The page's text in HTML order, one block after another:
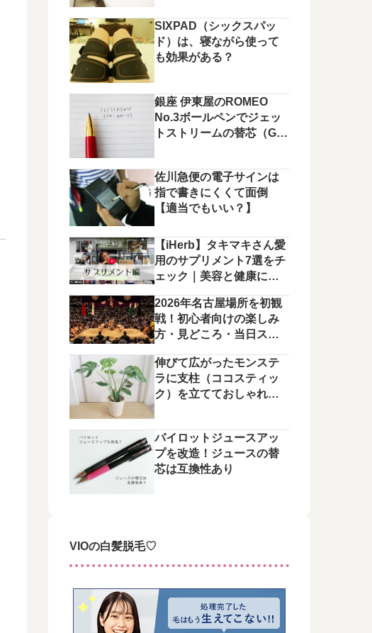
SIXPAD（シックスパッ
ド）は、寝ながら使って
も効果がある？
銀座 伊東屋のROMEO
No.3ボールペンでジェッ
トストリームの替芯（G2
佐川急便の電子サインは
指で書きにくくて面倒
【適当でもいい？】
【iHerb】タキマキさん愛
用のサプリメント7選をチ
ェック｜美容と健康に役
2026年名古屋場所を初観
戦！初心者向けの楽しみ
方・見どころ・当日スケ
伸びて広がったモンステ
ラに支柱（ココスティッ
ク）を立てておしゃれに
パイロットジュースアッ
プを改造！ジュースの替
芯は互換性あり
VIOの白髪脱毛♡